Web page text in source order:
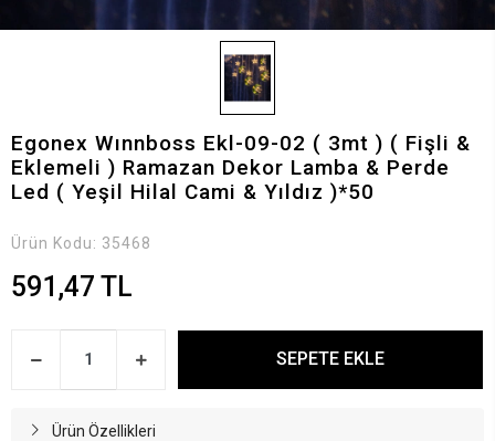
Egonex Wınnboss Ekl-09-02 ( 3mt ) ( Fişli &
Eklemeli ) Ramazan Dekor Lamba & Perde
Led ( Yeşil Hilal Cami & Yıldız )*50
Ürün Kodu: 35468
591,47 TL
SEPETE EKLE
Ürün Özellikleri